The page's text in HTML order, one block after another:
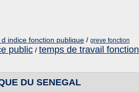
d indice fonction publique / greve fonction
public / temps de travail fonction
DU SENEGAL